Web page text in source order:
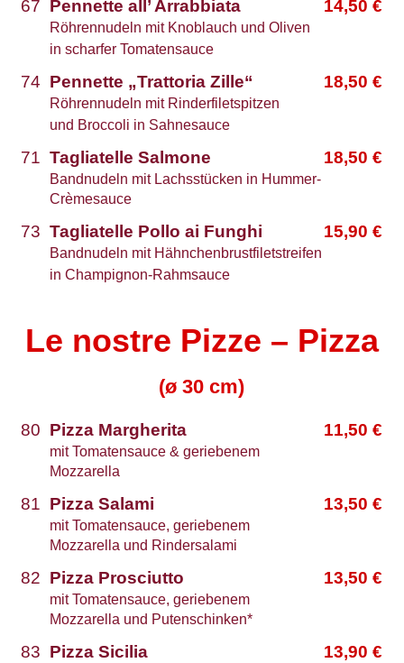
67 Pennette all’ Arrabbiata 14,50 €
Röhrennudeln mit Knoblauch und Oliven
in scharfer Tomatensauce
74 Pennette „Trattoria Zille“ 18,50 €
Röhrennudeln mit Rinderfiletspitzen
und Broccoli in Sahnesauce
71 Tagliatelle Salmone 18,50 €
Bandnudeln mit Lachsstücken in Hummer-
Crèmesauce
73 Tagliatelle Pollo ai Funghi 15,90 €
Bandnudeln mit Hähnchenbrustfiletstreifen
in Champignon-Rahmsauce
Le nostre Pizze – Pizza
(ø 30 cm)
80 Pizza Margherita 11,50 €
mit Tomatensauce & geriebenem
Mozzarella
81 Pizza Salami 13,50 €
mit Tomatensauce, geriebenem
Mozzarella und Rindersalami
82 Pizza Prosciutto 13,50 €
mit Tomatensauce, geriebenem
Mozzarella und Putenschinken*
83 Pizza Sicilia 13,90 €